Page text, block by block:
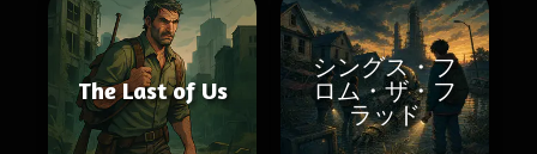
The Last of Us
シングス・フ
ロム・ザ・フ
ラッド